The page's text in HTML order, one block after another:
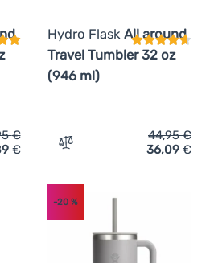
Hydro Flask All around
€
€
Hydro Flask All around
Travel Tumbler 32 oz
(946 ml)
Zum Vergleich
44,95€
36,09 €
-20%